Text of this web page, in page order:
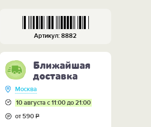
Артикул: 8882
Ближайшая
доставка
Москва
10 августа с 11:00 до 21:00
от 590Р